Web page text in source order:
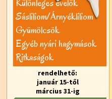
Különleges évelõk
Sásliliom/Árnyékliliom
Gyümölcsök
Egyéb nyári hagymások
Ritkaságok
rendelhető:
január 15-től
március 31-ig